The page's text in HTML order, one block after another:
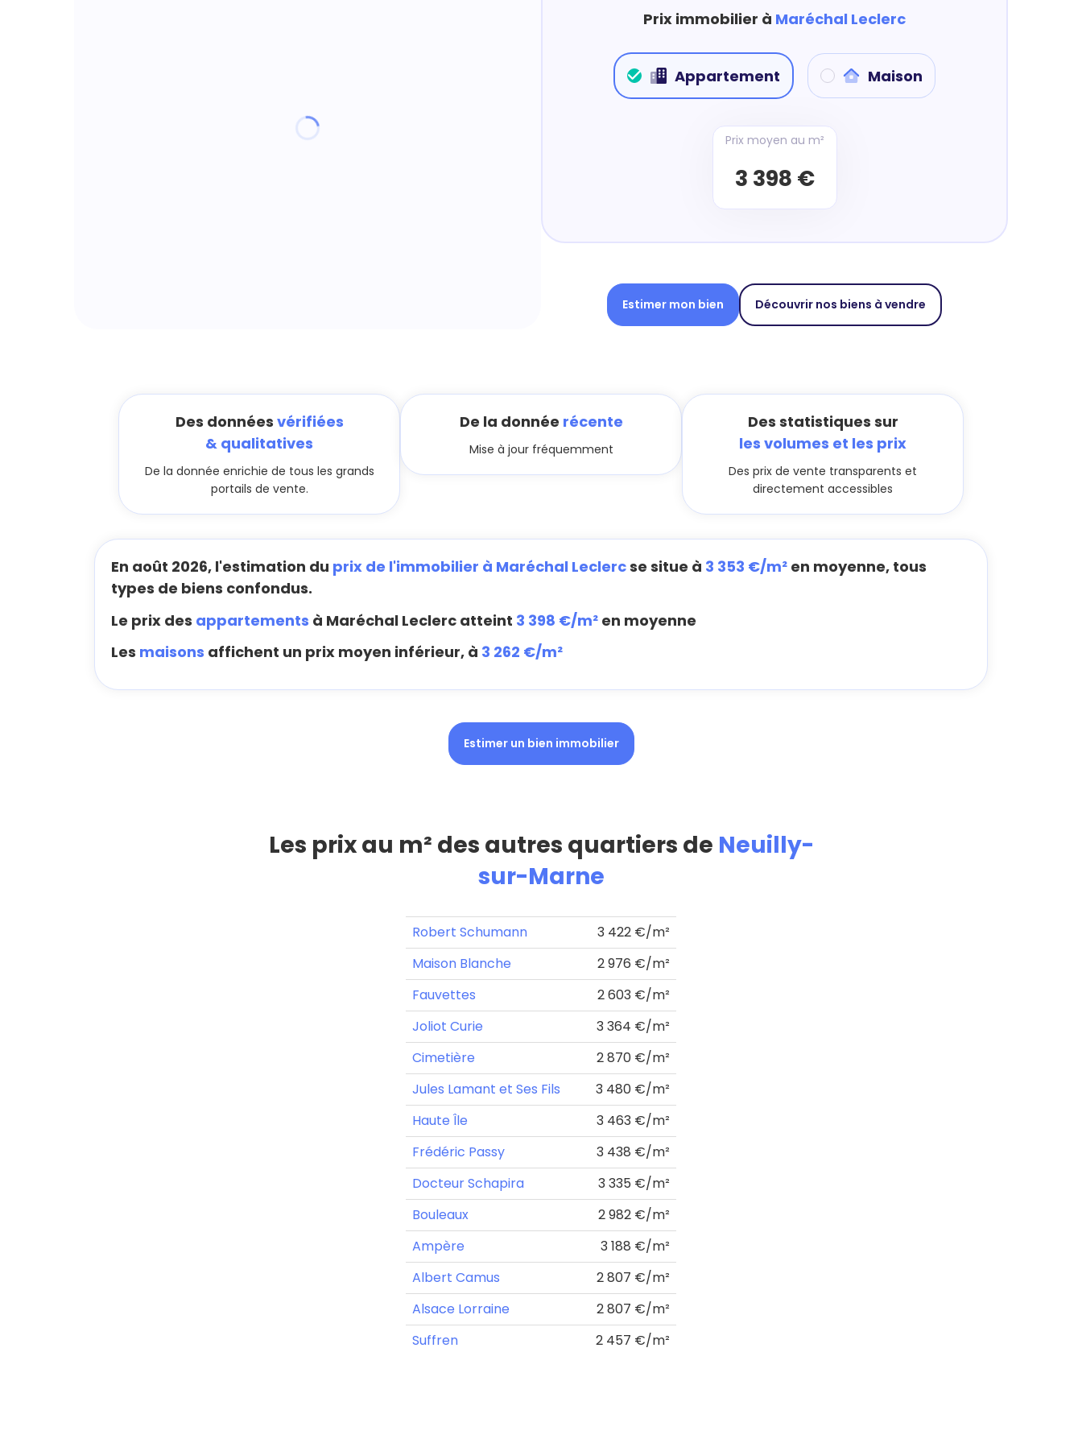
Prix immobilier à Maréchal Leclerc
Appartement Maison
Prix moyen au m²
3 398 €
Estimer mon bien Découvrir nos biens à vendre
Des données vérifiées
& qualitatives
De la donnée enrichie de tous les grands
portails de vente.
De la donnée récente
Mise à jour fréquemment
Des statistiques sur
les volumes et les prix
Des prix de vente transparents et
directement accessibles
En août 2026, l'estimation du prix de l'immobilier à Maréchal Leclercse situe à 3 353 €/m² en moyenne, tous
types de biens confondus.
Le prix des appartements à Maréchal Leclerc atteint 3 398 €/m² en moyenne
Les maisons affichent un prix moyen inférieur, à 3 262 €/m²
Estimer un bien immobilier
Les prix au m² des autres quartiers de Neuilly-
sur-Marne
Robert Schumann
3 422 €/m²
Maison Blanche
2 976 €/m²
Fauvettes
2 603 €/m²
Joliot Curie
3 364 €/m²
Cimetière
2 870 €/m²
Jules Lamant et Ses Fils
3 480 €/m²
Haute Île
3 463 €/m²
Frédéric Passy
3 438 €/m²
Docteur Schapira
3 335 €/m²
Bouleaux
2 982 €/m²
Ampère
3 188 €/m²
Albert Camus
2 807 €/m²
Alsace Lorraine
2 807 €/m²
Suffren
2 457 €/m²